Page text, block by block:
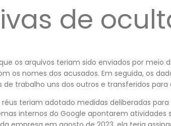
de
os arquivos teriam sido enviados por
os nomes dos acusados. Em seguida, os
trabalho uns dos outros e transferidos para
réus teriam adotado medidas deliberadas para
internos do Google apontarem